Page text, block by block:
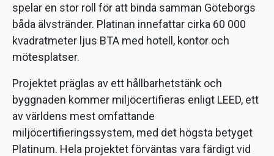
spelar en stor roll för att binda samman Göteborgs
båda älvstränder. Platinan innefattar cirka 60 000
kvadratmeter ljus BTA med hotell, kontor och
mötesplatser.
Projektet präglas av ett hållbarhetstänk och
byggnaden kommer miljöcertifieras enligt LEED, ett
av världens mest omfattande
miljöcertifieringssystem, med det högsta betyget
Platinum. Hela projektet förväntas vara färdigt vid